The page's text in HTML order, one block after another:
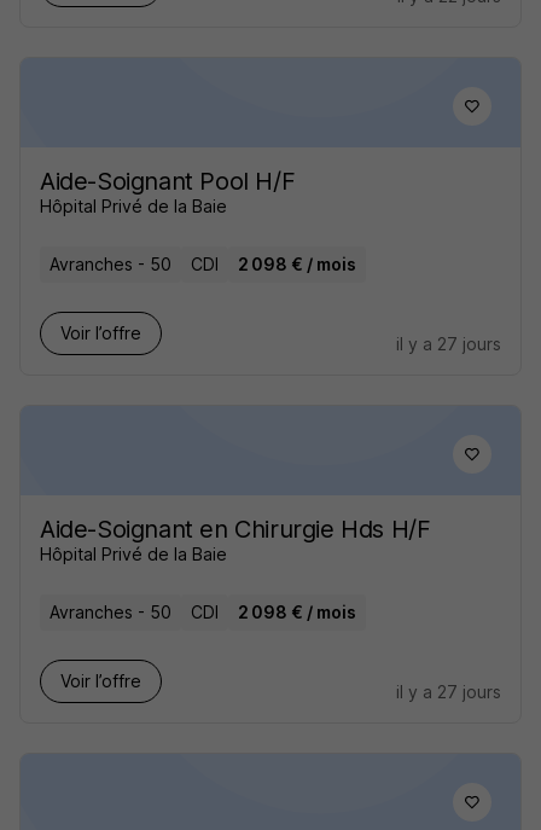
Aide-Soignant Pool H/F
Hôpital Privé de la Baie
Avranches - 50 CDI 2 098 € / mois
Voir l’offre
il y a 27 jours
Aide-Soignant en Chirurgie Hds H/F
Hôpital Privé de la Baie
Avranches - 50 CDI 2 098 € / mois
Voir l’offre
il y a 27 jours